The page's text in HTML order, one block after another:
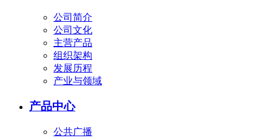
公司简介
公司文化
主营产品
组织架构
发展历程
产业与领域
产品中心
公共广播